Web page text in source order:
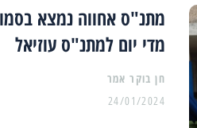
מדי יום למתנ"ס עוזיאל
24/01/2024